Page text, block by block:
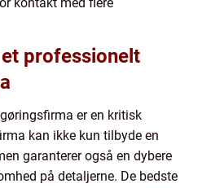
professionelt
er en kritisk
kan ikke kun tilbyde en
garanterer også en dybere
på detaljerne. De bedste